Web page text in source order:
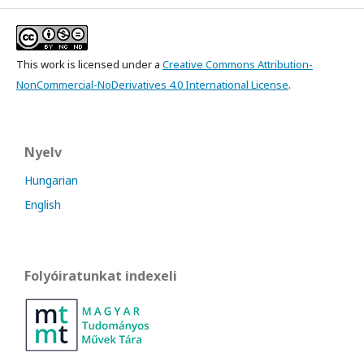
This work is licensed under a Creative Commons Attribution-
NonCommercial-NoDerivatives 4.0 International License.
Nyelv
Hungarian
English
Folyóiratunkat indexeli